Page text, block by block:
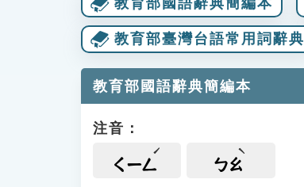
教育部國語辭典簡編本
教育部臺灣台語常用詞辭典
教育部國語辭典簡編本
注音：
ㄑㄧㄥ ㄅㄠ